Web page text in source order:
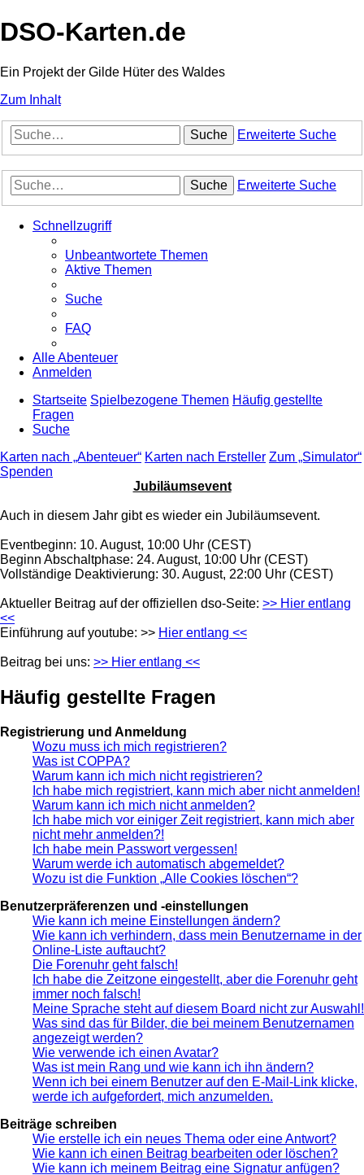
DSO-Karten.de
Ein Projekt der Gilde Hüter des Waldes
Zum Inhalt
Suche Erweiterte Suche
Suche Erweiterte Suche
Schnellzugriff
Unbeantwortete Themen
Aktive Themen
Suche
FAQ
Alle Abenteuer
Anmelden
Startseite Spielbezogene Themen Häufig gestellte
Fragen
Suche
Karten nach „Abenteuer“ Karten nach Ersteller Zum „Simulator“
Spenden
Jubiläumsevent
Auch in diesem Jahr gibt es wieder ein Jubiläumsevent.
Eventbeginn: 10. August, 10:00 Uhr (CEST)
Beginn Abschaltphase: 24. August, 10:00 Uhr (CEST)
Vollständige Deaktivierung: 30. August, 22:00 Uhr (CEST)
Aktueller Beitrag auf der offiziellen dso-Seite: >> Hier entlang
<<
Einführung auf youtube: >> Hier entlang <<
Beitrag bei uns: >> Hier entlang <<
Häufig gestellte Fragen
Registrierung und Anmeldung
Wozu muss ich mich registrieren?
Was ist COPPA?
Warum kann ich mich nicht registrieren?
Ich habe mich registriert, kann mich aber nicht anmelden!
Warum kann ich mich nicht anmelden?
Ich habe mich vor einiger Zeit registriert, kann mich aber
nicht mehr anmelden?!
Ich habe mein Passwort vergessen!
Warum werde ich automatisch abgemeldet?
Wozu ist die Funktion „Alle Cookies löschen“?
Benutzerpräferenzen und -einstellungen
Wie kann ich meine Einstellungen ändern?
Wie kann ich verhindern, dass mein Benutzername in der
Online-Liste auftaucht?
Die Forenuhr geht falsch!
Ich habe die Zeitzone eingestellt, aber die Forenuhr geht
immer noch falsch!
Meine Sprache steht auf diesem Board nicht zur Auswahl!
Was sind das für Bilder, die bei meinem Benutzernamen
angezeigt werden?
Wie verwende ich einen Avatar?
Was ist mein Rang und wie kann ich ihn ändern?
Wenn ich bei einem Benutzer auf den E-Mail-Link klicke,
werde ich aufgefordert, mich anzumelden.
Beiträge schreiben
Wie erstelle ich ein neues Thema oder eine Antwort?
Wie kann ich einen Beitrag bearbeiten oder löschen?
Wie kann ich meinem Beitrag eine Signatur anfügen?